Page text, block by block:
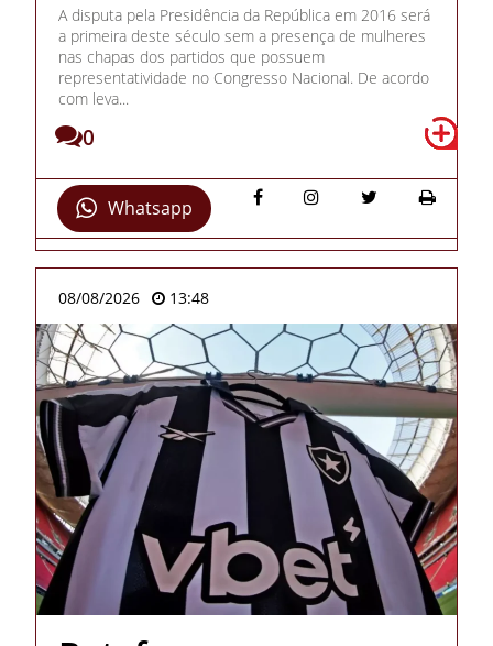
A disputa pela Presidência da República em 2016 será
a primeira deste século sem a presença de mulheres
nas chapas dos partidos que possuem
representatividade no Congresso Nacional. De acordo
com leva...
0
Whatsapp
08/08/2026 13:48